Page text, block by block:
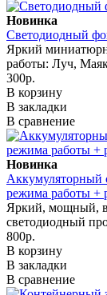
Новинка
Светодиодный
Яркий
работы: Луч,
300р.
В корзину
В закладки
В сравнение
Новинка
Аккумуляторный
режима работы +
Яркий, мощный,
светодиодный
800р.
В корзину
В закладки
В сравнение